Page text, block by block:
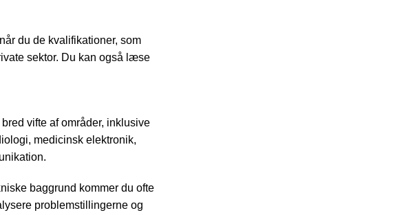
du de kvalifikationer, som
sektor. Du kan også læse
vifte af områder, inklusive
medicinsk elektronik,
baggrund kommer du ofte
problemstillingerne og